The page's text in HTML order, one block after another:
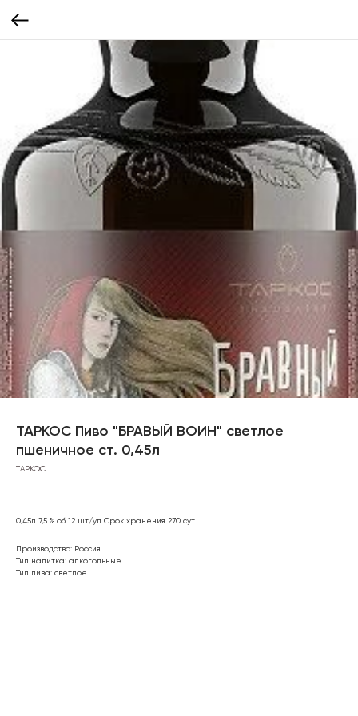
ТАРКОС Пиво "БРАВЫЙ ВОИН" светлое
пшеничное ст. 0,45л
ТАРКОС
0,45л 7,5 % об 12 шт/уп Срок хранения 270 сут.
Производство: Россия
Тип напитка: алкогольные
Тип пива: светлое